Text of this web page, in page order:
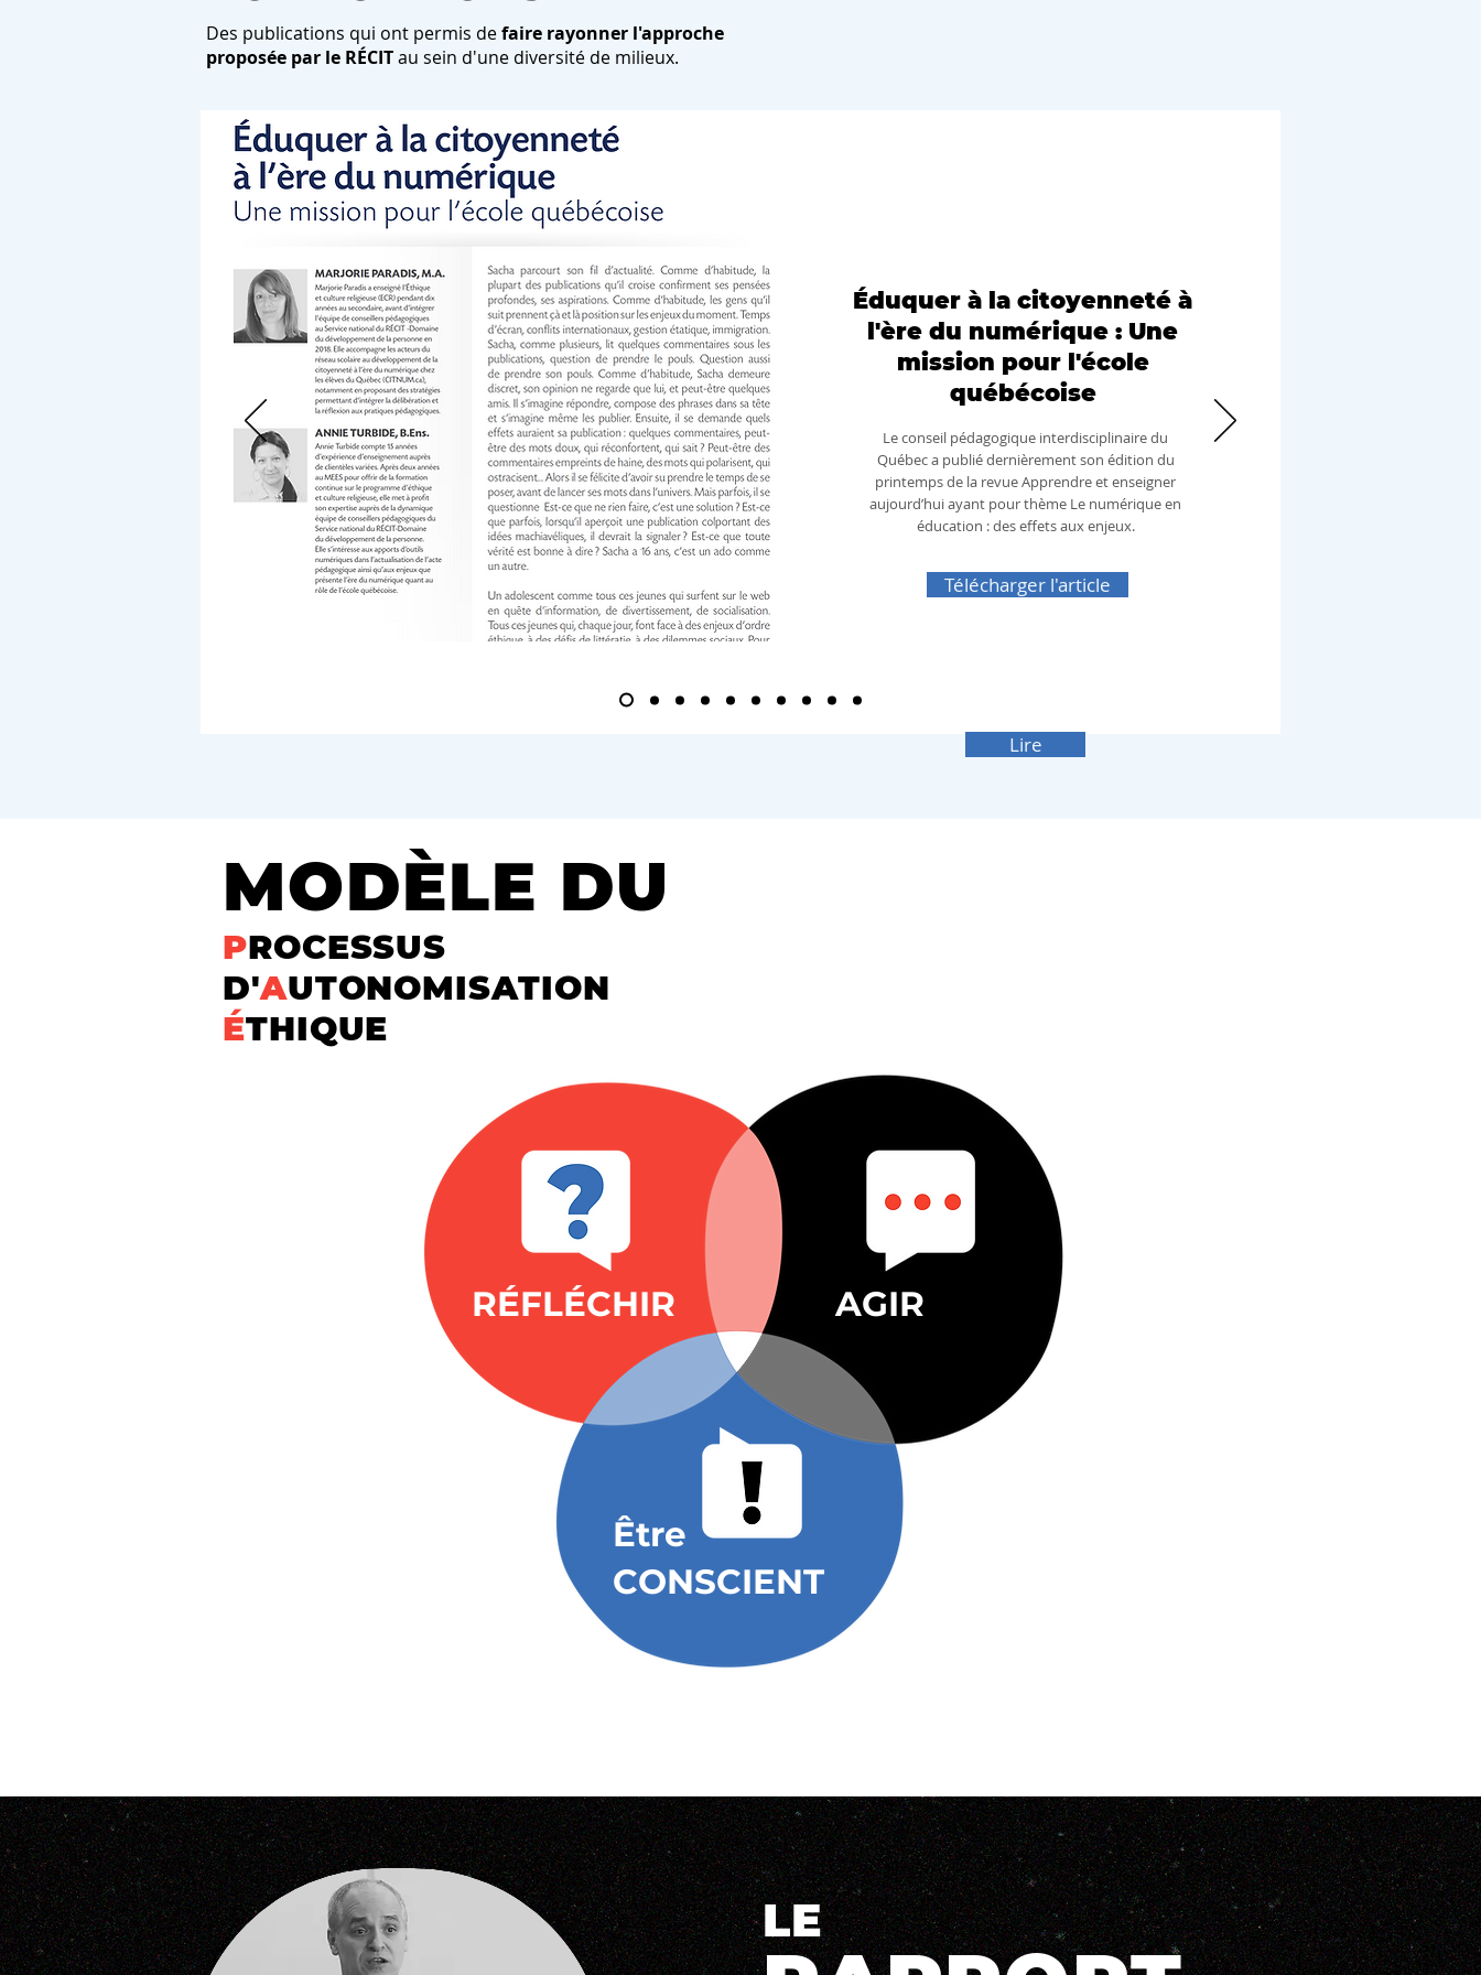
Des publications qui ont permis defaire rayonner l'approche
proposée par le RÉCITau sein d'une diversité de milieux.
Éduquer à la citoyenneté à
l'ère du numérique : Une
mission pour l'école
québécoise
Le conseil pédagogique interdisciplinaire du
Québec a publié dernièrement son édition du
printemps de la revue Apprendre et enseigner
aujourd’hui ayant pour thème Le numérique en
éducation : des effets aux enjeux.
Télécharger l'article
Lire
MODÈLE DU
PROCESSUS
D'AUTONOMISATION
ÉTHIQUE
RÉFLÉCHIR AGIR
Être
CONSCIENT
LE